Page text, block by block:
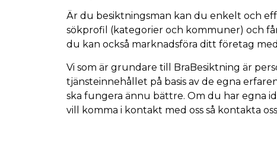
Är du besiktningsman kan du enkelt och
sökprofil (kategorier och kommuner) och
du kan också marknadsföra ditt företag
Vi som är grundare till BraBesiktning är
tjänsteinnehållet på basis av de egna
ska fungera ännu bättre. Om du har egna
vill komma i kontakt med oss så kontakta